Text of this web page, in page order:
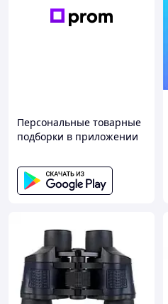
Персональные товарные
подборки в приложении